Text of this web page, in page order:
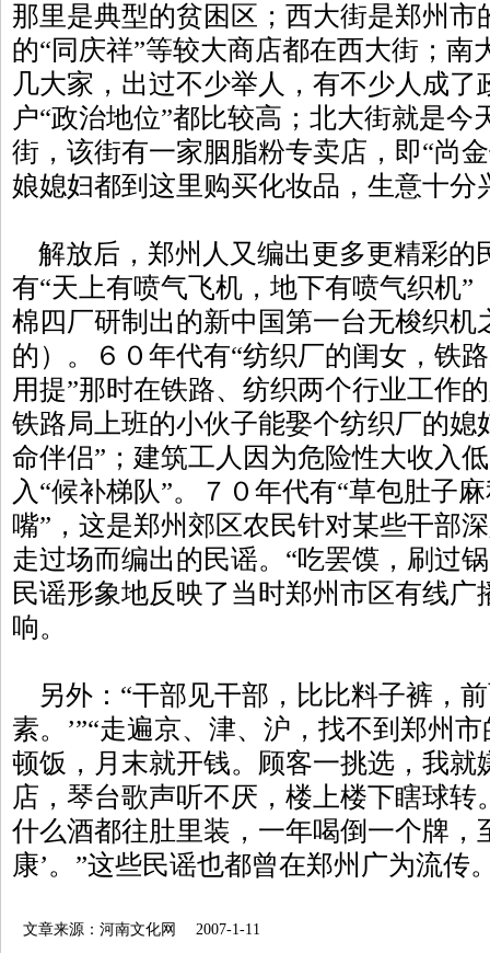
那里是典型的贫困区；西大街是郑州市
的“同庆祥”等较大商店都在西大街；南
几大家，出过不少举人，有不少人成了
户“政治地位”都比较高；北大街就是
街，该街有一家胭脂粉专卖店，即“尚
娘媳妇都到这里购买化妆品，生意十分
解放后，郑州人又编出更多更精彩的
有“天上有喷气飞机，地下有喷气织机”
棉四厂研制出的新中国第一台无梭织机
的）。６０年代有“纺织厂的闺女，铁
用提”那时在铁路、纺织两个行业工作
铁路局上班的小伙子能娶个纺织厂的媳
命伴侣”；建筑工人因为危险性大收入
入“候补梯队”。７０年代有“草包肚子
嘴”，这是郑州郊区农民针对某些干部
走过场而编出的民谣。“吃罢馍，刷过
民谣形象地反映了当时郑州市区有线
响。
另外：“干部见干部，比比料子裤，前
素。’”“走遍京、津、沪，找不到郑州
顿饭，月末就开钱。顾客一挑选，我就
店，琴台歌声听不厌，楼上楼下瞎球转
什么酒都往肚里装，一年喝倒一个牌，
康’。”这些民谣也都曾在郑州广为流传
文章来源：河南文化网 2007-1-11